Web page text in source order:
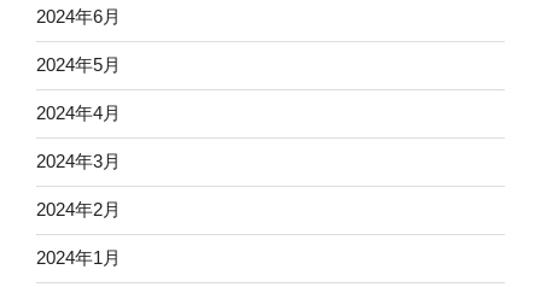
2024年6月
2024年5月
2024年4月
2024年3月
2024年2月
2024年1月